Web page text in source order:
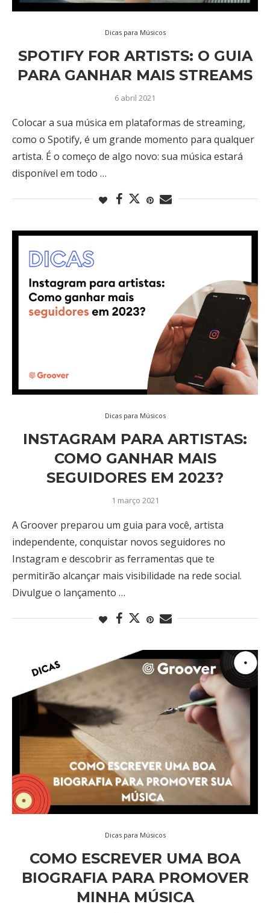
Dicas para Músicos
SPOTIFY FOR ARTISTS: O GUIA
PARA GANHAR MAIS STREAMS
6 abril 2021
Colocar a sua música em plataformas de streaming,
como o Spotify, é um grande momento para qualquer
artista. É o começo de algo novo: sua música estará
disponível em todo …
Dicas para Músicos
INSTAGRAM PARA ARTISTAS:
COMO GANHAR MAIS
SEGUIDORES EM 2023?
1 março 2021
A Groover preparou um guia para você, artista
independente, conquistar novos seguidores no
Instagram e descobrir as ferramentas que te
permitirão alcançar mais visibilidade na rede social.
Divulgue o lançamento …
Dicas para Músicos
COMO ESCREVER UMA BOA
BIOGRAFIA PARA PROMOVER
MINHA MÚSICA